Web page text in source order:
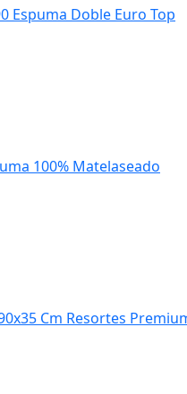
Espuma Doble Euro Top
100% Matelaseado
Cm Resortes